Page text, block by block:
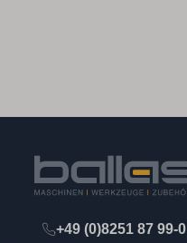
+49 (0)8251 87 99-0